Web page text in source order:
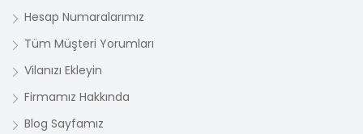
Hesap Numaralarımız
Tüm Müşteri Yorumları
Vilanızı Ekleyin
Firmamız Hakkında
Blog Sayfamız